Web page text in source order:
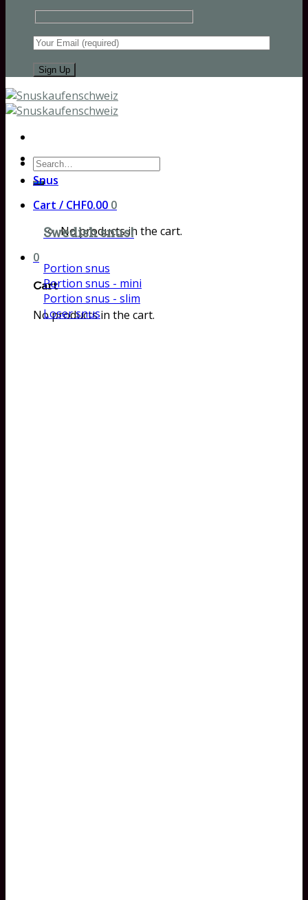
Search
for:
Cart / CHF0.00 0
No products in the cart.
0
Cart
No products in the cart.
Snus
Swedish snus!
Portion snus
Portion snus - mini
Portion snus - slim
Loser snus